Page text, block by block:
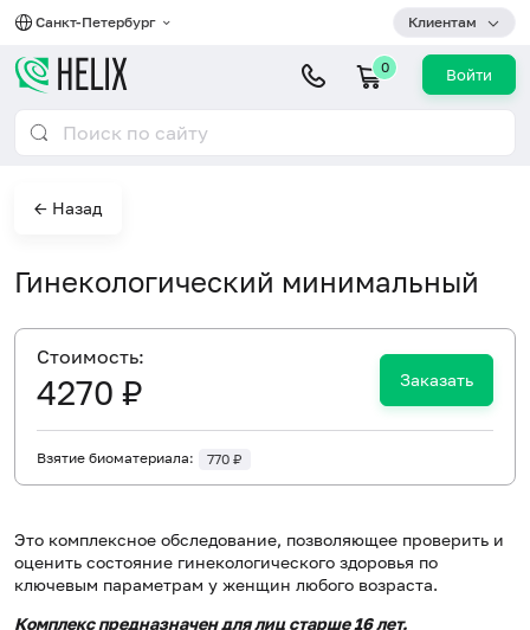
Санкт-Петербург Клиентам
0 Войти
← Назад
Гинекологический минимальный
Это комплексное обследование, позволяющее проверить и
оценить состояние гинекологического здоровья по
ключевым параметрам у женщин любого возраста.
Комплекс предназначен для лиц старше 16 лет.
Cтоимость:
4270 ₽ Заказать
Взятие биоматериала: 770 ₽